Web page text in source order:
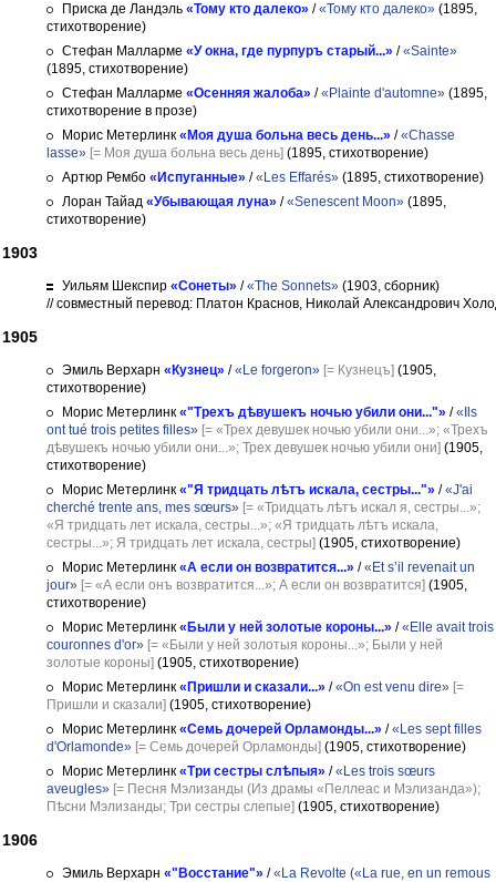
Приска де Ландэль «Тому кто далеко» /«Тому кто далеко» (1895,
стихотворение)
Стефан Малларме «У окна, где пурпуръ старый...» /«Sainte»
(1895, стихотворение)
Стефан Малларме «Осенняя жалоба» /«Plainte d'automne» (1895,
стихотворение в прозе)
Морис Метерлинк «Моя душа больна весь день...» /«Chasse
lasse» [= Моя душа больна весь день] (1895, стихотворение)
Артюр Рембо «Испуганные» /«Les Effarés» (1895, стихотворение)
Лоран Тайад «Убывающая луна» /«Senescent Moon» (1895,
стихотворение)
1903
Уильям Шекспир «Сонеты» /«The Sonnets» (1903, сборник)
// совместный перевод: Платон Краснов, Николай Александрович
1905
Эмиль Верхарн «Кузнец» /«Le forgeron» [= Кузнецъ] (1905,
стихотворение)
Морис Метерлинк «"Трехъ дѣвушекъ ночью убили они..."» /«Ils
ont tué trois petites filles» [= «Трех девушек ночью убили они...»; «Трехъ
дѣвушекъ ночью убили они...»; Трех девушек ночью убили они] (1905,
стихотворение)
Морис Метерлинк «"Я тридцать лѣтъ искала, сестры..."» /«J'ai
cherché trente ans, mes sœurs» [= «Тридцать лѣтъ искал я, сестры...»;
«Я тридцать лет искала, сестры...»; «Я тридцать лѣтъ искала,
сестры...»; Я тридцать лет искала, сестры] (1905, стихотворение)
Морис Метерлинк «А если он возвратится...» /«Et s’il revenait un
jour» [= «А если онъ возвратится...»; А если он возвратится] (1905,
стихотворение)
Морис Метерлинк «Были у ней золотые короны...» /«Elle avait trois
couronnes d'or» [= «Были у ней золотыя короны...»; Были у ней
золотые короны] (1905, стихотворение)
Морис Метерлинк «Пришли и сказали...» /«On est venu dire» [=
Пришли и сказали] (1905, стихотворение)
Морис Метерлинк «Семь дочерей Орламонды...» /«Les sept filles
d'Orlamonde» [= Семь дочерей Орламонды] (1905, стихотворение)
Морис Метерлинк «Три сестры слѣпыя» /«Les trois sœurs
aveugles» [= Песня Мэлизанды (Из драмы «Пеллеас и Мэлизанда»);
Пѣсни Мэлизанды; Три сестры слепые] (1905, стихотворение)
1906
Эмиль Верхарн «"Восстание"» /«La Revolte («La rue, en un remous